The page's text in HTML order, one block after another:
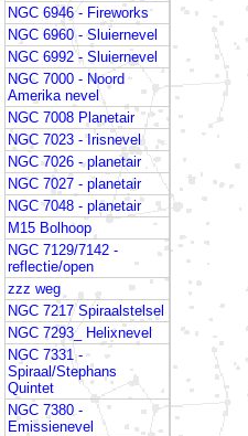
NGC 6946 - Fireworks
NGC 6960 - Sluiernevel
NGC 6992 - Sluiernevel
NGC 7000 - Noord
Amerika nevel
NGC 7008 Planetair
NGC 7023 - Irisnevel
NGC 7026 - planetair
NGC 7027 - planetair
NGC 7048 - planetair
M15 Bolhoop
NGC 7129/7142 -
reflectie/open
zzz weg
NGC 7217 Spiraalstelsel
NGC 7293_ Helixnevel
NGC 7331 -
Spiraal/Stephans
Quintet
NGC 7380 -
Emissienevel